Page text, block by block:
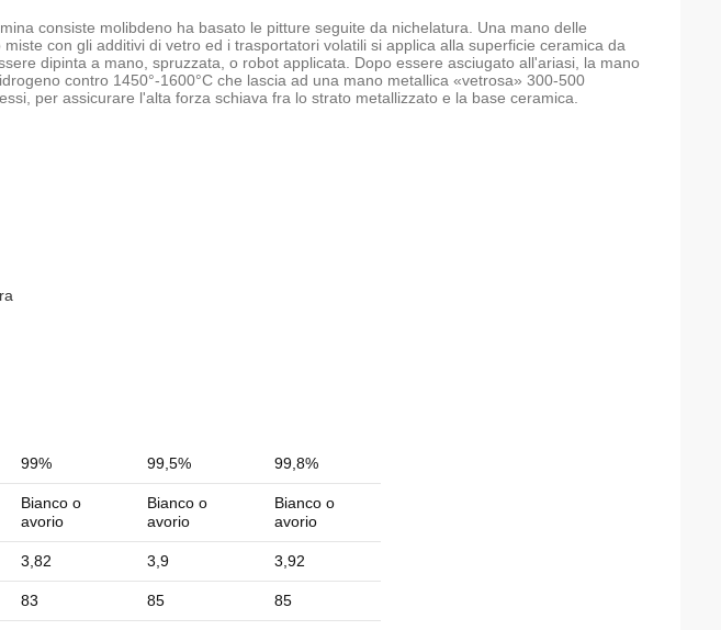
consiste molibdeno ha basato le pitture seguite da nichelatura. Una mano delle
con gli additivi di vetro ed i trasportatori volatili si applica alla superficie ceramica da
dipinta a mano, spruzzata, o robot applicata. Dopo essere asciugato all'ariasi, la mano
contro 1450°-1600°C che lascia ad una mano metallica «vetrosa» 300-500
per assicurare l'alta forza schiava fra lo strato metallizzato e la base ceramica.
99% 99,5% 99,8%
Bianco o
avorio
Bianco o
avorio
Bianco o
avorio
3,82 3,9 3,92
83 85 85